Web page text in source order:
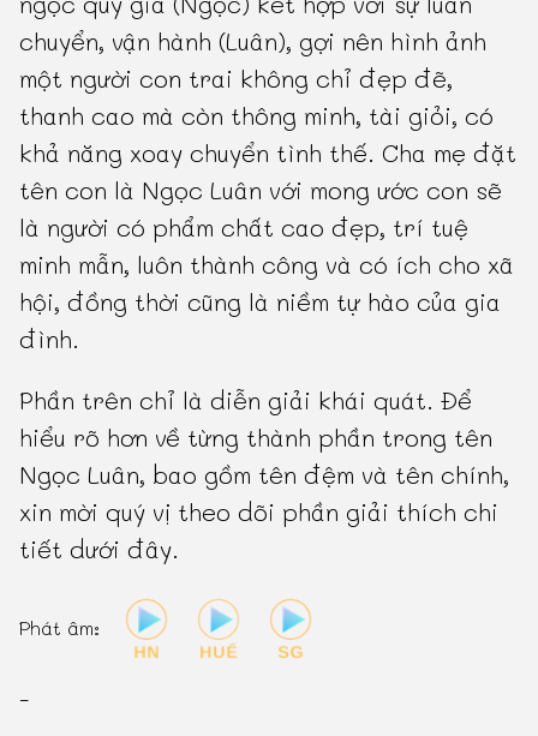
chuyển, vận hành (Luân), gợi nên hình ảnh
một người con trai không chỉ đẹp đẽ,
thanh cao mà còn thông minh, tài giỏi, có
khả năng xoay chuyển tình thế. Cha mẹ đặt
tên con là Ngọc Luân với mong ước con sẽ
là người có phẩm chất cao đẹp, trí tuệ
minh mẫn, luôn thành công và có ích cho xã
hội, đồng thời cũng là niềm tự hào của gia
đình.
Phần trên chỉ là diễn giải khái quát. Để
hiểu rõ hơn về từng thành phần trong tên
Ngọc Luân, bao gồm tên đệm và tên chính,
xin mời quý vị theo dõi phần giải thích chi
tiết dưới đây.
Phát âm:
-